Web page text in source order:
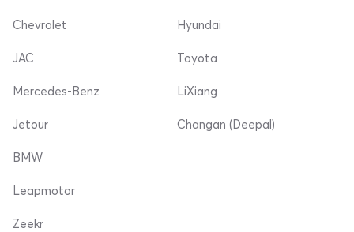
Chevrolet Hyundai
JAC
Mercedes-Benz
Jetour
Toyota
LiXiang
Changan (Deepal)
BMW
Leapmotor
Zeekr